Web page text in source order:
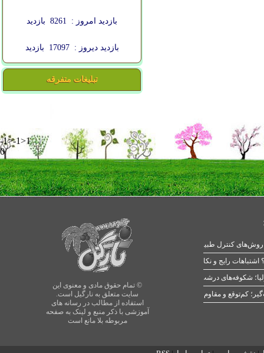
بازدید امروز : 8261 بازدید
بازدید دیروز : 17097 بازدید
تبلیغات متفرقه
-1>-1>1
0
© تمام حقوق مادی و معنوی این
سایت متعلق به نارگیل است.
استفاده از مطالب در رسانه های
آموزشی با ذکر منبع و لینک به صفحه
مربوطه بلا مانع است
رایج و نکات طلایی
شکوفه‌های درشت در بهار